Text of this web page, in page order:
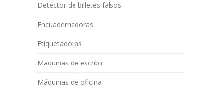
Detector de billetes falsos
Encuadernadoras
Etiquetadoras
Maquinas de escribir
Máquinas de oficina